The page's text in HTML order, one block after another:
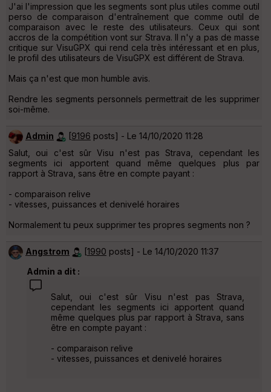
J'ai l'impression que les segments sont plus utiles comme outil
perso de comparaison d'entraînement que comme outil de
comparaison avec le reste des utilisateurs. Ceux qui sont
accros de la compétition vont sur Strava. Il n'y a pas de masse
critique sur VisuGPX qui rend cela très intéressant et en plus,
le profil des utilisateurs de VisuGPX est différent de Strava.
Mais ça n'est que mon humble avis.
Rendre les segments personnels permettrait de les supprimer
soi-même.
Admin [9196 posts] - Le 14/10/2020 11:28
Salut, oui c'est sûr Visu n'est pas Strava, cependant les
segments ici apportent quand même quelques plus par
rapport à Strava, sans être en compte payant :
- comparaison relive
- vitesses, puissances et denivelé horaires
Normalement tu peux supprimer tes propres segments non ?
Angstrom [1990 posts] - Le 14/10/2020 11:37
Admin a dit :
Salut, oui c'est sûr Visu n'est pas Strava,
cependant les segments ici apportent quand
même quelques plus par rapport à Strava, sans
être en compte payant :
- comparaison relive
- vitesses, puissances et denivelé horaires